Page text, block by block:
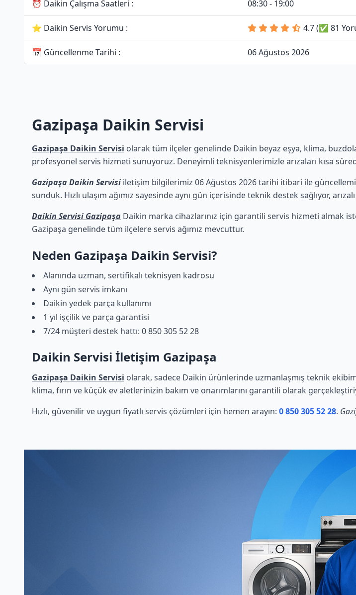
⏰ Daikin Çalışma Saatleri : 08:30 - 19:00
⭐ Daikin Servis Yorumu : 4.7 (✅ 81
📅 Güncellenme Tarihi : 06 Ağustos 2026
Gazipaşa Daikin Servisi
Gazipaşa Daikin Servisi olarak tüm ilçeler genelinde Daikin beyaz eşya, klima,
profesyonel servis hizmeti sunuyoruz. Deneyimli teknisyenlerimizle arızaları kısa
Gazipaşa Daikin Servisi iletişim bilgilerimiz 06 Ağustos 2026 tarihi itibari ile
sunduk. Hızlı ulaşım ağımız sayesinde aynı gün içerisinde teknik destek sağlıyor,
Daikin Servisi Gazipaşa Daikin marka cihazlarınız için garantili servis hizmeti almak
Gazipaşa genelinde tüm ilçelere servis ağımız mevcuttur.
Neden Gazipaşa Daikin Servisi?
Alanında uzman, sertifikalı teknisyen kadrosu
Aynı gün servis imkanı
Daikin yedek parça kullanımı
1 yıl işçilik ve parça garantisi
7/24 müşteri destek hattı: 0 850 305 52 28
Daikin Servisi İletişim Gazipaşa
Gazipaşa Daikin Servisi olarak, sadece Daikin ürünlerinde uzmanlaşmış teknik
klima, fırın ve küçük ev aletlerinizin bakım ve onarımlarını garantili olarak
Hızlı, güvenilir ve uygun fiyatlı servis çözümleri için hemen arayın: 0 850 305 52 28.